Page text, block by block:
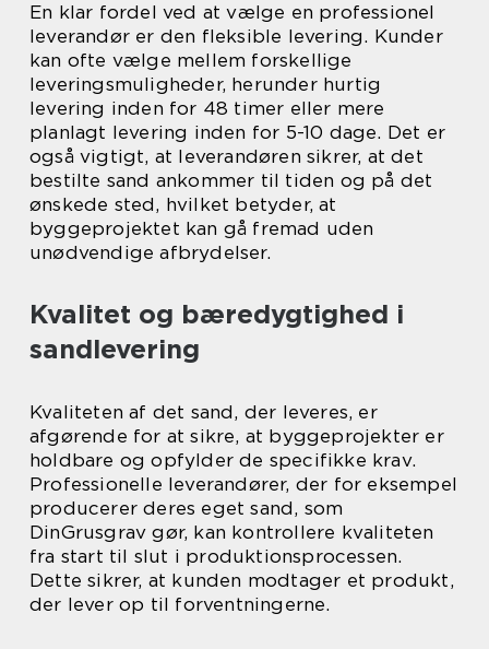
En klar fordel ved at vælge en professionel
leverandør er den fleksible levering. Kunder
kan ofte vælge mellem forskellige
leveringsmuligheder, herunder hurtig
levering inden for 48 timer eller mere
planlagt levering inden for 5-10 dage. Det er
også vigtigt, at leverandøren sikrer, at det
bestilte sand ankommer til tiden og på det
ønskede sted, hvilket betyder, at
byggeprojektet kan gå fremad uden
unødvendige afbrydelser.
Kvalitet og bæredygtighed i
sandlevering
Kvaliteten af det sand, der leveres, er
afgørende for at sikre, at byggeprojekter er
holdbare og opfylder de specifikke krav.
Professionelle leverandører, der for eksempel
producerer deres eget sand, som
DinGrusgrav gør, kan kontrollere kvaliteten
fra start til slut i produktionsprocessen.
Dette sikrer, at kunden modtager et produkt,
der lever op til forventningerne.